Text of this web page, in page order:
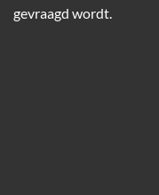
gevraagd wordt.